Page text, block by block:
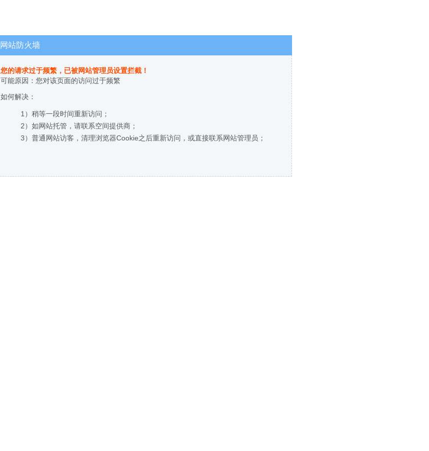
网站防火墙
您的请求过于频繁，已被网站管理员设置拦截！
可能原因：您对该页面的访问过于频繁
如何解决：
1）稍等一段时间重新访问；
2）如网站托管，请联系空间提供商；
3）普通网站访客，清理浏览器Cookie之后重新访问，或直接联系网站管理员；